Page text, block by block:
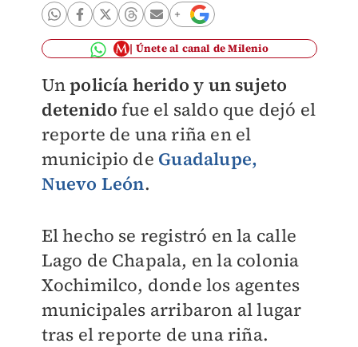
Únete al canal de Milenio
Unpolicía herido y un sujeto
detenido fue el saldo que dejó el
reporte de una riña en el
municipio de Guadalupe,
Nuevo León.
El hecho se registró en la calle
Lago de Chapala, en la colonia
Xochimilco, donde los agentes
municipales arribaron al lugar
tras el reporte de una riña.